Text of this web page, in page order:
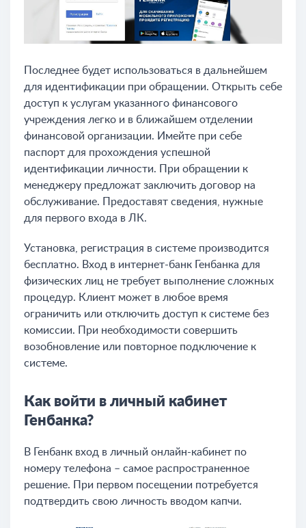
Последнее будет использоваться в дальнейшем
для идентификации при обращении. Открыть себе
доступ к услугам указанного финансового
учреждения легко и в ближайшем отделении
финансовой организации. Имейте при себе
паспорт для прохождения успешной
идентификации личности. При обращении к
менеджеру предложат заключить договор на
обслуживание. Предоставят сведения, нужные
для первого входа в ЛК.
Установка, регистрация в системе производится
бесплатно. Вход в интернет-банк Генбанка для
физических лиц не требует выполнение сложных
процедур. Клиент может в любое время
ограничить или отключить доступ к системе без
комиссии. При необходимости совершить
возобновление или повторное подключение к
системе.
Как войти в личный кабинет
Генбанка?
В Генбанк вход в личный онлайн-кабинет по
номеру телефона – самое распространенное
решение. При первом посещении потребуется
подтвердить свою личность вводом капчи.